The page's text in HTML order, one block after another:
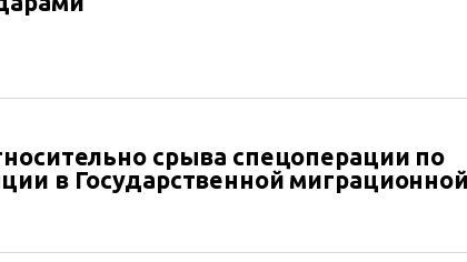
срыва спецоперации по
в Государственной миграционной